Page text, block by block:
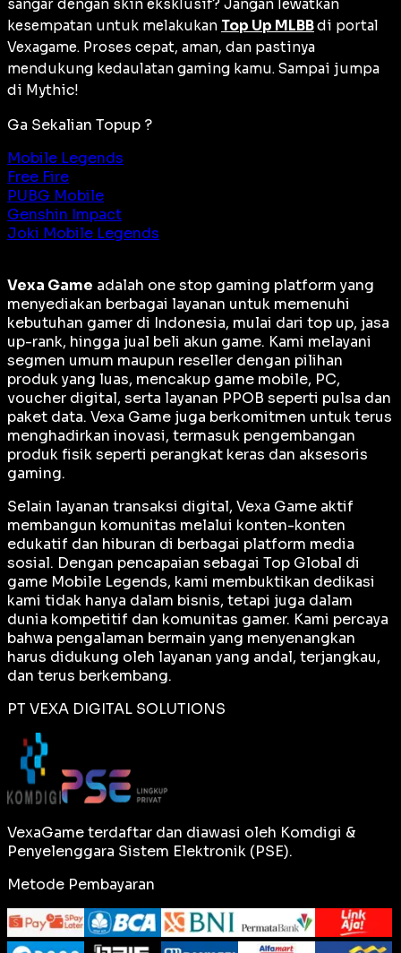
sangar dengan skin eksklusif? Jangan lewatkan
kesempatan untuk melakukan Top Up MLBBdi portal
Vexagame. Proses cepat, aman, dan pastinya
mendukung kedaulatan gaming kamu. Sampai jumpa
di Mythic!
Ga Sekalian Topup ?
Mobile Legends
Free Fire
PUBG Mobile
Genshin Impact
Joki Mobile Legends
Vexa Game adalah one stop gaming platform yang
menyediakan berbagai layanan untuk memenuhi
kebutuhan gamer di Indonesia, mulai dari top up, jasa
up-rank, hingga jual beli akun game. Kami melayani
segmen umum maupun reseller dengan pilihan
produk yang luas, mencakup game mobile, PC,
voucher digital, serta layanan PPOB seperti pulsa dan
paket data. Vexa Game juga berkomitmen untuk terus
menghadirkan inovasi, termasuk pengembangan
produk fisik seperti perangkat keras dan aksesoris
gaming.
Selain layanan transaksi digital, Vexa Game aktif
membangun komunitas melalui konten-konten
edukatif dan hiburan di berbagai platform media
sosial. Dengan pencapaian sebagai Top Global di
game Mobile Legends, kami membuktikan dedikasi
kami tidak hanya dalam bisnis, tetapi juga dalam
dunia kompetitif dan komunitas gamer. Kami percaya
bahwa pengalaman bermain yang menyenangkan
harus didukung oleh layanan yang andal, terjangkau,
dan terus berkembang.
PT VEXA DIGITAL SOLUTIONS
VexaGame terdaftar dan diawasi oleh Komdigi &
Penyelenggara Sistem Elektronik (PSE).
Metode Pembayaran